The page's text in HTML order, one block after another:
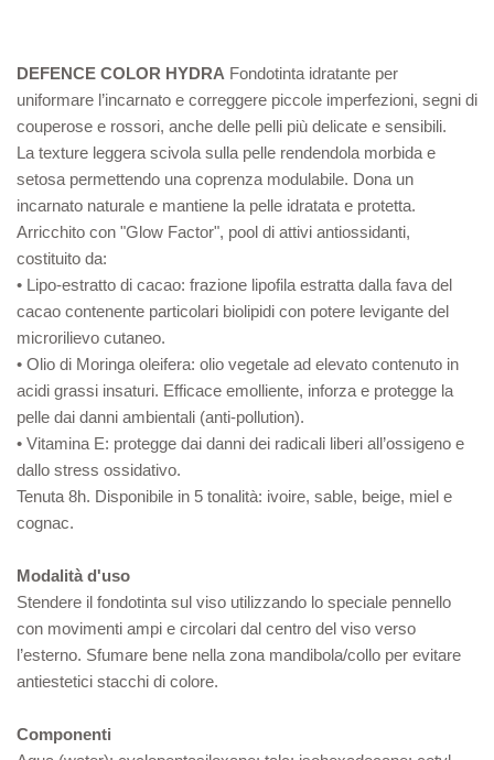
DEFENCE COLOR HYDRA Fondotinta idratante per
uniformare l’incarnato e correggere piccole imperfezioni, segni di
couperose e rossori, anche delle pelli più delicate e sensibili.
La texture leggera scivola sulla pelle rendendola morbida e
setosa permettendo una coprenza modulabile. Dona un
incarnato naturale e mantiene la pelle idratata e protetta.
Arricchito con "Glow Factor", pool di attivi antiossidanti,
costituito da:
• Lipo-estratto di cacao: frazione lipofila estratta dalla fava del
cacao contenente particolari biolipidi con potere levigante del
microrilievo cutaneo.
• Olio di Moringa oleifera: olio vegetale ad elevato contenuto in
acidi grassi insaturi. Efficace emolliente, inforza e protegge la
pelle dai danni ambientali (anti-pollution).
• Vitamina E: protegge dai danni dei radicali liberi all’ossigeno e
dallo stress ossidativo.
Tenuta 8h. Disponibile in 5 tonalità: ivoire, sable, beige, miel e
cognac.
Modalità d'uso
Stendere il fondotinta sul viso utilizzando lo speciale pennello
con movimenti ampi e circolari dal centro del viso verso
l’esterno. Sfumare bene nella zona mandibola/collo per evitare
antiestetici stacchi di colore.
Componenti